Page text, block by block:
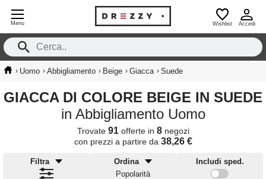
Menu Wishlist Accedi
› Uomo › Abbigliamento › Beige › Giacca › Suede
GIACCA DI COLORE BEIGE IN SUEDE
in Abbigliamento Uomo
Trovate 91offerte in 8negozi
con prezzi a partire da 38,26 €
Filtra
Ordina
Popolarità
Includi sped.